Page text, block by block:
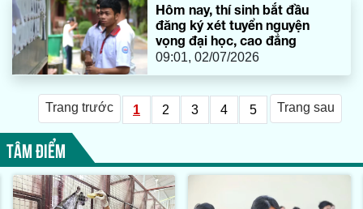
Hôm nay, thí sinh bắt đầu
đăng ký xét tuyển nguyện
vọng đại học, cao đẳng
09:01, 02/07/2026
Trang trước 1 2 3 4 5 Trang sau
TÂM ĐIỂM